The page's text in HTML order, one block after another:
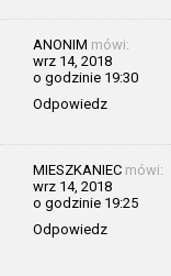
ANONIM mówi:
wrz 14, 2018
o godzinie 19:30
Odpowiedz
MIESZKANIEC mówi:
wrz 14, 2018
o godzinie 19:25
Odpowiedz